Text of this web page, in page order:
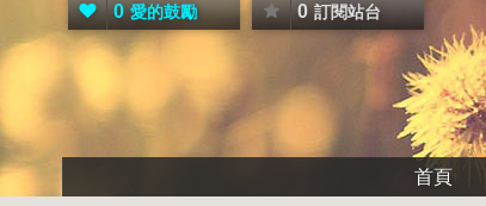
0 愛的鼓勵 0 訂閱站台
首頁